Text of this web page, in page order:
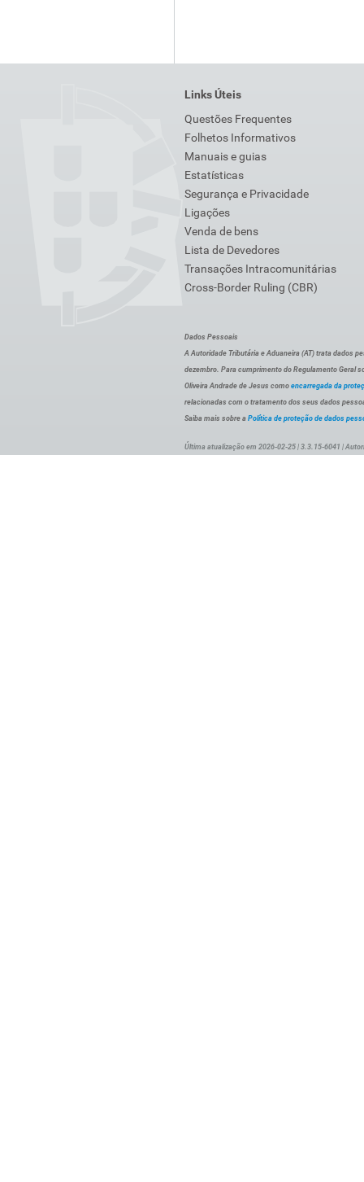
Links Úteis
Questões Frequentes
Folhetos Informativos
Manuais e guias
Estatísticas
Segurança e Privacidade
Ligações
Venda de bens
Lista de Devedores
Transações Intracomunitárias
Cross-Border Ruling (CBR)
Dados Pessoais
A Autoridade Tributária e Aduaneira (AT) trata dados
dezembro. Para cumprimento do Regulamento Geral
Oliveira Andrade de Jesus como encarregada da
relacionadas com o tratamento dos seus dados
Saiba mais sobre a Política de proteção de dados
Última atualização em 2026-02-25 | 3.3.15-6041 |